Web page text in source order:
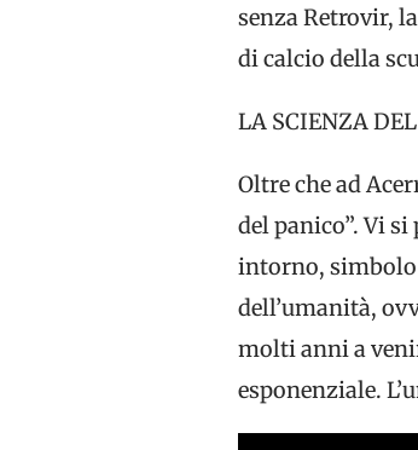
senza Retrovir,
di calcio della
LA SCIENZA
Oltre che ad
del panico”. Vi
intorno, simbolo
dell’umanità,
molti anni a
esponenziale.